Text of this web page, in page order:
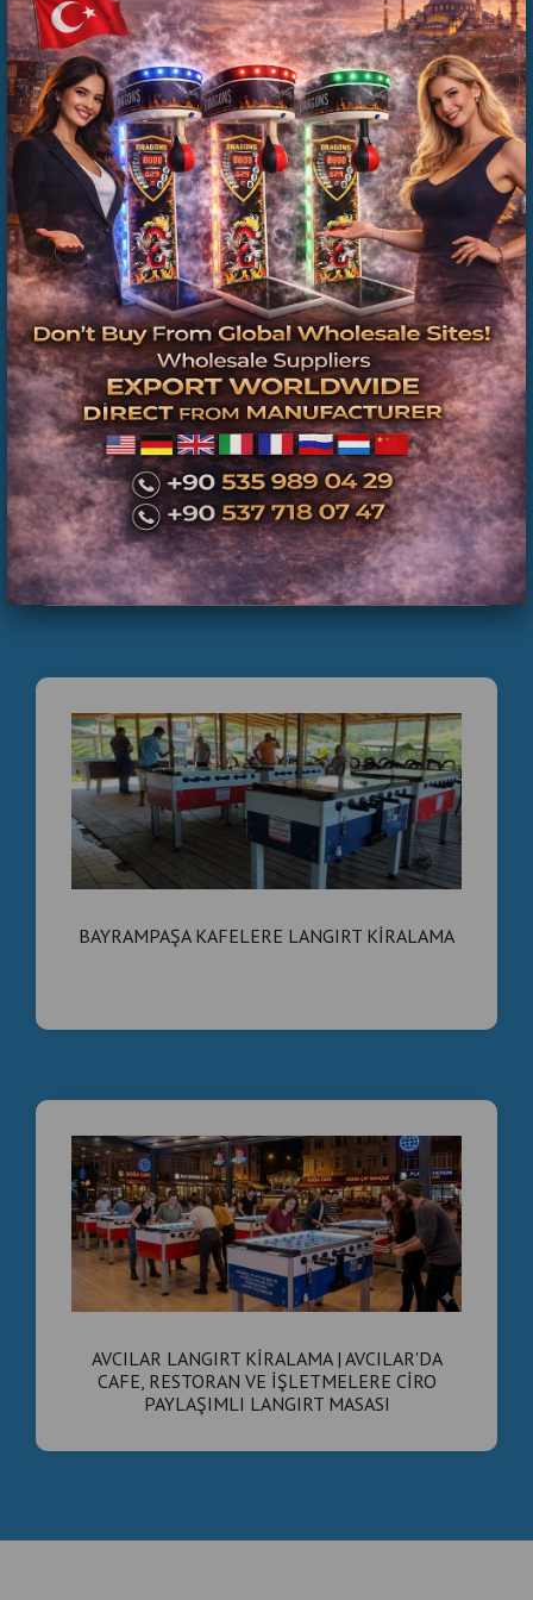
📞0535 989 04 29
📞0537 718 07 47
🌐www.langirttamiri.com
İşletmenize uygun langırt çözümü hakkında bilgi almak
ve kurulum seçeneklerini öğrenmek için bizimle iletişime
geçebilirsiniz.
#BayrampasaLangirt #BayrampasaLangirtKiralama
#LangirtKiralama #KiralikLangirt #LangirtMasasi
#JetonluLangirt #TicariLangirt #CafeIcinLangirt
#RestoranIcinLangirt #NargileCafe #BilardoSalonu
#OyunSalonu #IstanbulLangirt
#IstanbulAvrupaYakasi #CiroPaylasimliLangirt
#EglenceSistemleri #IsletmeyeEkGelir #TeknikServis
#ATCOyunMakineleri
BAYRAMPAŞA CİRO PAYLAŞIMLI LANGIRT
KURULUMU
BAYRAMPAŞA ORGANİZASYONLAR İÇİN
GÜNLÜK LANGIRT KİRALAMA
BAYRAMPAŞA KAFELERE LANGIRT KİRALAMA
AVCILAR LANGIRT KİRALAMA | AVCILAR'DA
CAFE, RESTORAN VE İŞLETMELERE CİRO
PAYLAŞIMLI LANGIRT MASASI